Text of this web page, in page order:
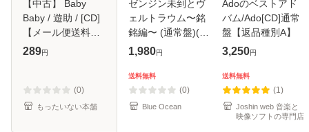
【中古】 Baby
Baby / 遊助 / [CD]
【メール便送料無
料】
289円
(0)
もったいない本舗
ゼンジン未到とヴ
ェルトラウム〜銘
銘編〜 (通常盤)(2
枚組) [DVD]
1,980円
送料無料
(0)
Blue Ocean
Adoのベストアド
バム/Ado[CD]通常
盤【返品種別A】
3,250円
送料無料
(1)
Joshin web 音楽と
映像ソフトの専門店